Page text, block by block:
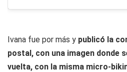
Ivana fue por más y publicó la
postal, con una imagen donde
vuelta, con la misma micro-